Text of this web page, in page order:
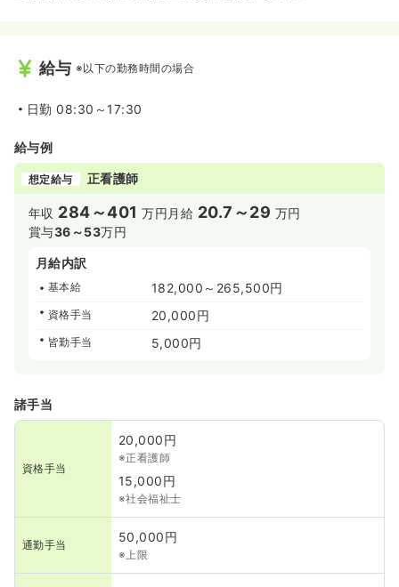
給与 ※以下の勤務時間の場合
日勤 08:30～17:30
給与例
想定給与 正看護師
年収 284～401 万円 月給 20.7～29 万円
賞与36～53万円
月給内訳
基本給 182,000～265,500円
資格手当 20,000円
皆勤手当 5,000円
諸手当
資格手当
20,000円
※正看護師
15,000円
※社会福祉士
通勤手当
50,000円
※上限